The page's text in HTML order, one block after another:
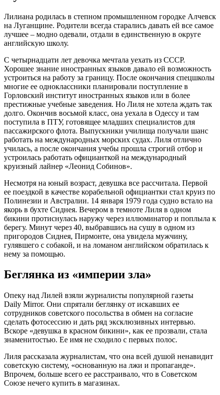
Лилиана родилась в степном промышленном городке Алчевск
на Луганщине. Родители всегда старались давать ей все самое
лучшее – модно одевали, отдали в единственную в округе
английскую школу.
С четырнадцати лет девочка мечтала уехать из СССР.
Хорошее знание иностранных языков давало ей возможность
устроиться на работу за границу. После окончания спецшколы
многие ее одноклассники планировали поступление в
Горловский институт иностранных языков или в более
престижные учебные заведения. Но Лиля не хотела ждать так
долго. Окончив восьмой класс, она уехала в Одессу и там
поступила в ПТУ, готовящее младших специалистов для
пассажирского флота. Выпускники училища получали шанс
работать на международных морских судах. Лиля отлично
училась, а после окончания учебы прошла строгий отбор и
устроилась работать официанткой на международный
круизный лайнер «Леонид Собинов».
Несмотря на юный возраст, девушка все рассчитала. Первой
ее поездкой в качестве корабельной официантки стал круиз по
Полинезии и Австралии. 14 января 1979 года судно встало на
якорь в бухте Сиднея. Вечером в темноте Лиля в одном
бикини протиснулась наружу через иллюминатор и поплыла к
берегу. Минут через 40, выбравшись на сушу в одном из
пригородов Сиднея, Пирмонте, она увидела мужчину,
гулявшего с собакой, и на ломаном английском обратилась к
нему за помощью.
Беглянка из «империи зла»
Опеку над Лилей взяли журналисты популярной газеты
Daily Mirror. Они спрятали беглянку от искавших ее
сотрудников советского посольства в обмен на согласие
сделать фотосессию и дать ряд эксклюзивных интервью.
Вскоре «девушка в красном бикини», как ее прозвали, стала
знаменитостью. Ее имя не сходило с первых полос.
Лиля рассказала журналистам, что она всей душой ненавидит
советскую систему, «основанную на лжи и пропаганде».
Впрочем, больше всего ее расстраивало, что в Советском
Союзе нечего купить в магазинах.